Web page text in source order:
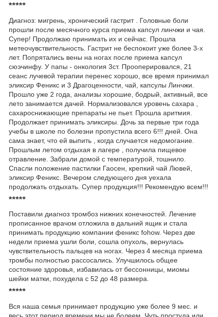
*****
Диагноз: мигрень, хронический гастрит . Головные боли
прошли после месячного курса приема капсул линчжи и чая.
Супер! Продолжаю принимать их и сейчас. Прошла
метеочувствительность. Гастрит не беспокоит уже более 3-х
лет. Попрятались вены на ногах после приема капсул
сюэчинфу. У папы - онкология 3ст. Прооперировался, 21
сеанс лучевой терапии перенес хорошо, все время принимал
эликсир Феникс и 3 Драгоценности, чай, капсулы Линчжи.
Прошло уже 2 года, анализы хорошие, бодрый, активный, все
лето занимается дачей. Нормализовался уровень сахара ,
сахароснижающие препараты не пьет. Прошла аритмия.
Продолжает принимать эликсиры. Дочь за первые три года
учебы в школе по болезни пропустила всего 6!!! дней. Она
сама знает, что ей выпить , когда случается недомогание.
Прошлым летом отдыхая в лагере , получила пищевое
отравление. Забрали домой с температурой, тошнило.
Спасли положение пастилки Гаосен, крепкий чай Лювей,
эликсир Феникс. Вечером следующего дня уехала
продолжать отдыхать. Супер продукция!!! Рекомендую всем!!!
*****
Поставили диагноз тромбоз нижних конечностей. Лечение
прописанное врачом отложила в дальний ящик и стала
принимать продукцию компании феникс fohow. Через две
недели приема ушли боли, сошла опухоль, вернулась
чувствительность пальцев на ногах. Через 4 месяца приема
тромбы полностью рассосались. Улучшилось общее
состояние здоровья, избавилась от бессонницы, миомы
шейки матки, похудела с 52 до 48 размера.
*****
Вся наша семья принимает продукцию уже более 9 мес. и